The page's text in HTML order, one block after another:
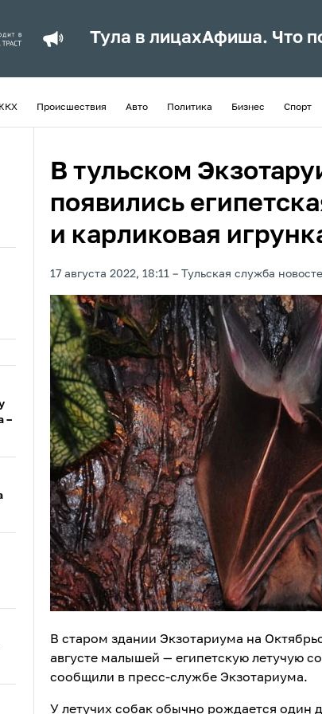
Тула в лицахАфиша. Что
Происшествия Авто Политика Бизнес Спорт
–
В тульском
появились
и карликовая
17 августа 2022, 18:11 Тульская служба
В старом здании Экзотариума на
августе малышей — египетскую летучую
сообщили в пресс-службе Экзотариума.
У летучих собак обычно рождается один